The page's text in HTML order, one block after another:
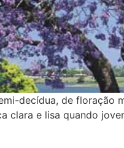
decídua, de
clara e lisa quando